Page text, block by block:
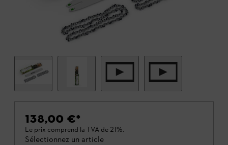
138,00 €*
Le prix comprend la TVA de 21%.
Sélectionnez un article